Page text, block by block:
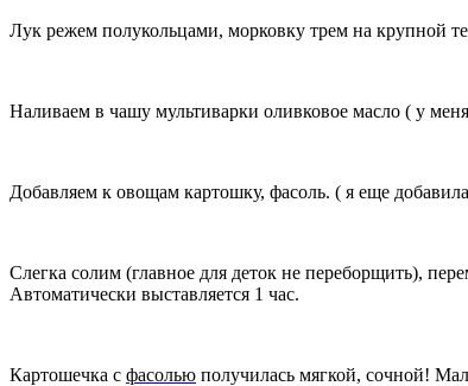
Лук режем полукольцами, морковку трем на крупной
Наливаем в чашу мультиварки оливковое масло ( у
Добавляем к овощам картошку, фасоль. ( я еще
Слегка солим (главное для деток не переборщить),
Автоматически выставляется 1 час.
Картошечка с фасолью получилась мягкой, сочной!